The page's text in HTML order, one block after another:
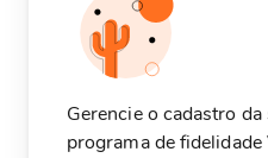
Gerencie o cadastro da
programa de fidelidade